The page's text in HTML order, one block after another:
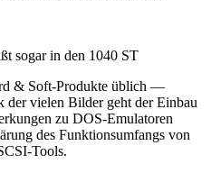
sogar in den 1040 ST
& Soft-Produkte üblich —
der vielen Bilder geht der Einbau
zu DOS-Emulatoren
des Funktionsumfangs von
Tools.